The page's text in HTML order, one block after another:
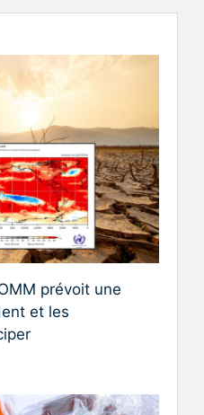
prévoit une
et les